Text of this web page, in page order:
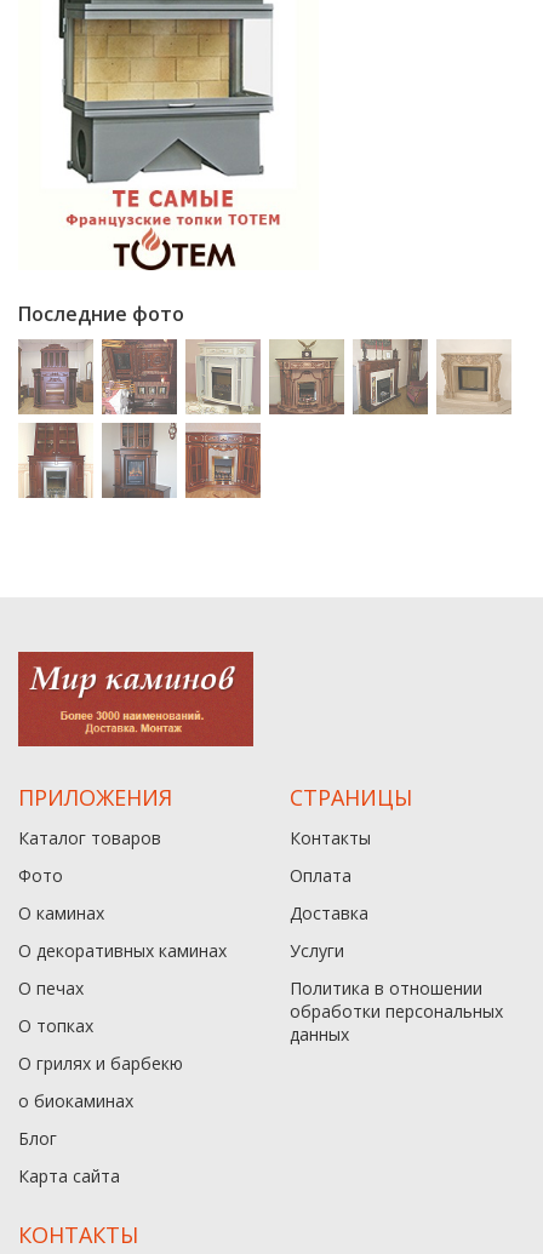
Последние фото
ПРИЛОЖЕНИЯ
Каталог товаров
Фото
О каминах
О декоративных каминах
О печах
О топках
О грилях и барбекю
о биокаминах
Блог
Карта сайта
СТРАНИЦЫ
Контакты
Оплата
Доставка
Услуги
Политика в отношении
обработки персональных
данныx
КОНТАКТЫ